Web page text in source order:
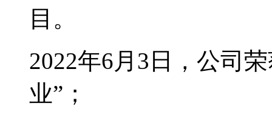
目。
2022年6月3日，公司
业”；